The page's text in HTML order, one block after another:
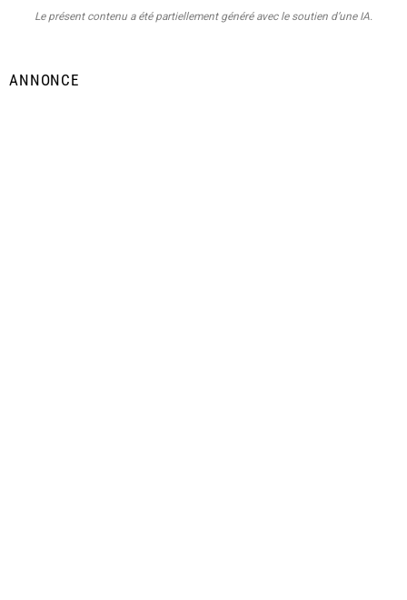
Le présent contenu a été partiellement généré avec le soutien d’une IA.
ANNONCE